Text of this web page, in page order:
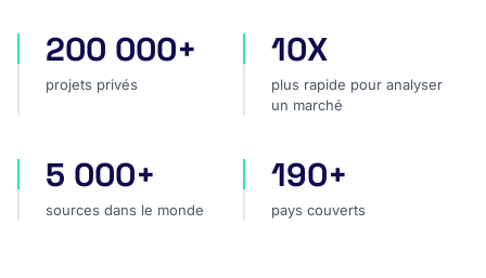
projets privés
200 000+
projets privés
plus rapide pour analyser
10X
plus rapide pour analyser
un marché
sources dans le monde
5 000+
sources dans le monde
pays couverts
190+
pays couverts